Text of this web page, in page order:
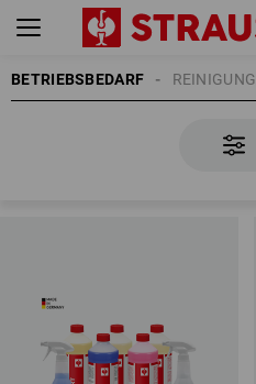
BETRIEBSBEDARF REINIGUNG